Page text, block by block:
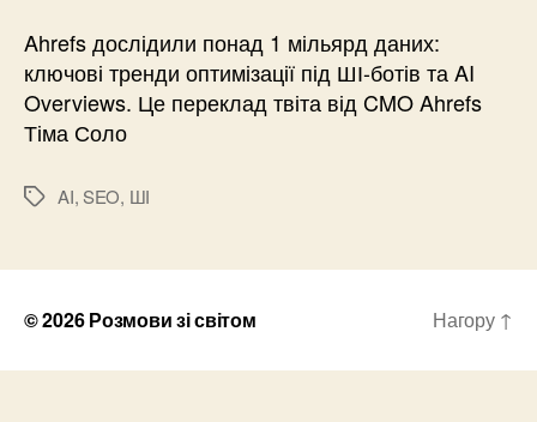
Ahrefs дослідили понад 1 мільярд даних:
ключові тренди оптимізації під ШІ-ботів та AI
Overviews. Це переклад твіта від CMO Ahrefs
Тіма Соло
Позначки
AI,SEO, ШІ
© 2026Розмови зі світом Нагору ↑